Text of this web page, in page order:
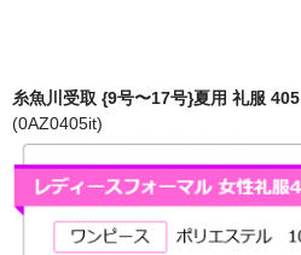
糸魚川受取 {9号〜17号}夏用 礼服 405
(0AZ0405it)